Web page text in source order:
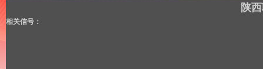
陕
相关信号：